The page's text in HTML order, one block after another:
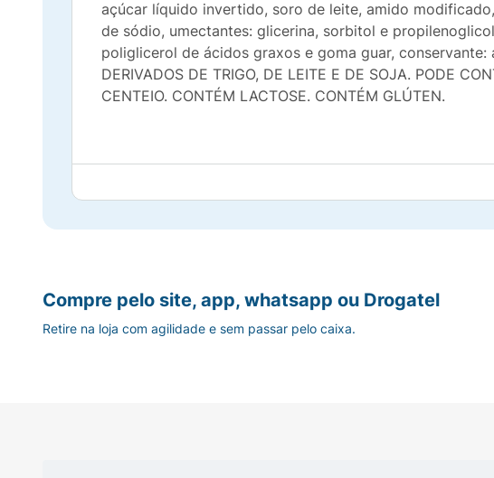
açúcar líquido invertido, soro de leite, amido
de sódio, umectantes: glicerina, sorbitol e
poliglicerol de ácidos graxos e goma guar, conservante:
DERIVADOS DE TRIGO, DE LEITE E DE SOJA. PODE
CENTEIO. CONTÉM LACTOSE. CONTÉM GLÚTEN.
Compre pelo site, app, whatsapp ou Drogatel
Retire na loja com agilidade e sem passar pelo caixa.